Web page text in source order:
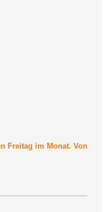
im Monat. Von